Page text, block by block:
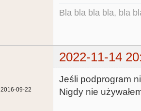
Bla bla bla bla, bla
2022-11-14
2016-09-22
Jeśli podprogram
Nigdy nie